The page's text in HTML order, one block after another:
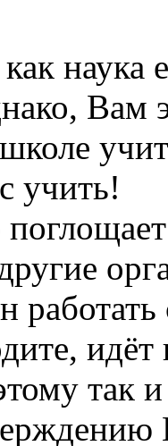
как наука
Вам
учить!
так